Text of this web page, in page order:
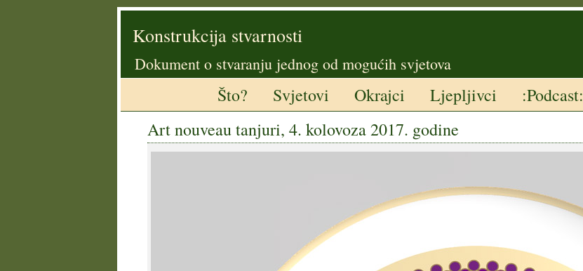
Konstrukcija stvarnosti
Dokument o stvaranju jednog od mogućih svjetova
Što? Svjetovi Okrajci Ljepljivci :Podcast:
Art nouveau tanjuri, 4. kolovoza 2017. godine